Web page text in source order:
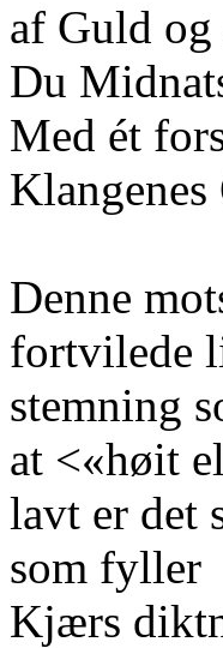
af Guld
Du
Med ét
Denne
fortvilede
stemning
at <«høit
lavt er det
som fyller
Kjærs